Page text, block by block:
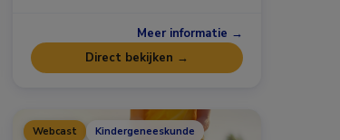
Meer informatie →
Direct bekijken →
Webcast Kindergeneeskunde